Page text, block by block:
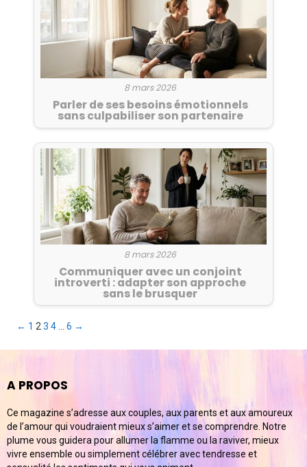
8 mars 2026
Parler de ses besoins émotionnels
sans culpabiliser son partenaire
8 mars 2026
Communiquer avec un conjoint
introverti : adapter son approche
sans le brusquer
Pagination
publications
← 1 23 4 … 6 →
A PROPOS
Ce magazine s’adresse aux couples, aux parents et aux amoureux
de l’amour qui voudraient mieux s’aimer et se comprendre. Notre
plume vous guidera pour allumer la flamme ou la raviver, mieux
vivre ensemble ou simplement célébrer avec tendresse et